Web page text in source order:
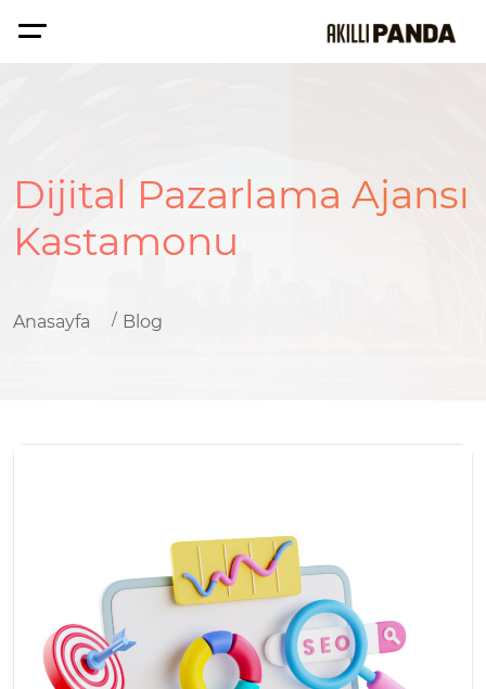
Dijital Pazarlama Ajansı
Kastamonu
Anasayfa Blog